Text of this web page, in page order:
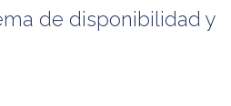
de disponibilidad y